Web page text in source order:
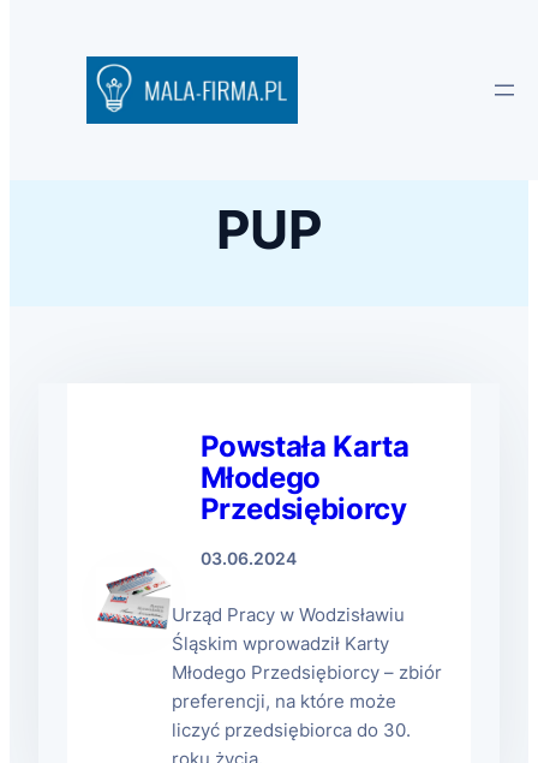
PUP
Powstała Karta
Młodego
Przedsiębiorcy
03.06.2024
Urząd Pracy w Wodzisławiu
Śląskim wprowadził Karty
Młodego Przedsiębiorcy – zbiór
preferencji, na które może
liczyć przedsiębiorca do 30.